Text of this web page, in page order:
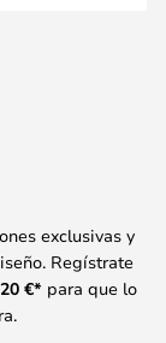
exclusivas y
Regístrate
20 €* para que lo